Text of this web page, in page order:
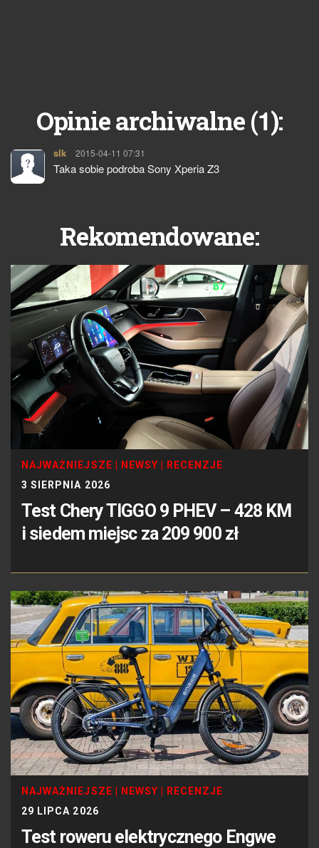
Opinie archiwalne (1):
slk pisze:
2015-04-11 07:31
Taka sobie podroba Sony Xperia Z3
Rekomendowane:
NAJWAŻNIEJSZE NEWSY
RECENZJE
3 SIERPNIA 2026
Test Chery TIGGO 9 PHEV – 428 KM
i siedem miejsc za 209 900 zł
NAJWAŻNIEJSZE NEWSY
RECENZJE
29 LIPCA 2026
Test roweru elektrycznego Engwe